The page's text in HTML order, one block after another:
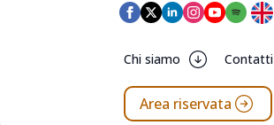
Chi siamo Contatti
Area riservata